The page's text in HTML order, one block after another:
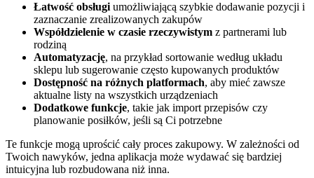
Łatwość obsługi umożliwiającą szybkie dodawanie pozycji i
zaznaczanie zrealizowanych zakupów
Współdzielenie w czasie rzeczywistym z partnerami lub
rodziną
Automatyzację, na przykład sortowanie według układu
sklepu lub sugerowanie często kupowanych produktów
Dostępność na różnych platformach, aby mieć zawsze
aktualne listy na wszystkich urządzeniach
Dodatkowe funkcje, takie jak import przepisów czy
planowanie posiłków, jeśli są Ci potrzebne
Te funkcje mogą uprościć cały proces zakupowy. W zależności od
Twoich nawyków, jedna aplikacja może wydawać się bardziej
intuicyjna lub rozbudowana niż inna.